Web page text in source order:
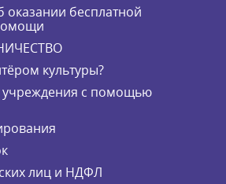
бесплатной
культуры?
учреждения с помощью
лиц и НДФЛ